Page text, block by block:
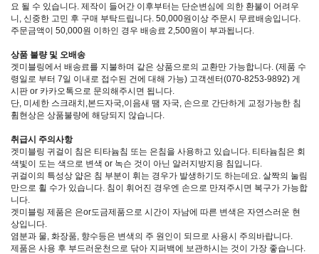
요 될 수 있습니다. 제작이 들어간 이후부터는 단순변심에 의한 환불이 어려우
니, 신중한 고민 후 구매 부탁드립니다. 50,000원이상 주문시 무료배송입니다.
주문금액이 50,000원 이하인 경우 배송료 2,500원이 부과됩니다.
상품 불량 및 오배송
겟미블링에서 배송료를 지불하며 같은 상품으로의 교환만 가능합니다. (제품 수
령일로 부터 7일 이내로 접수된 건에 대해 가능) 고객센터(070-8253-9892) 게
시판 or 카카오톡으로 문의해주시면 됩니다.
단, 미세한 스크래치,본드자국,이음새 땜 자국, 손으로 간단하게 교정가능한 침
휨현상은 상품불량에 해당되지 않습니다.
취급시 주의사항
겟미블링 귀걸이 침은 티타늄침 또는 은침을 사용하고 있습니다. 티타늄침은 회
색빛이 도는 색으로 변색 or 녹슨 것이 아닌 알러지방지용 침입니다.
귀걸이의 특성상 얇은 침 부분이 휘는 경우가 발생하기도 하는데요. 살짝의 눌림
만으로 휠 수가 있습니다. 침이 휘어진 경우엔 손으로 만져주시면 복구가 가능합
니다.
겟미블링 제품은 은or도금제품으로 시간이 자남에 따른 변색은 자연스러운 현
상입니다.
염분과 물, 화장품, 향수등은 변색의 주 원인이 되므로 사용시 주의바랍니다.
제품은 사용 후 부드러운천으로 닦아 지퍼백에 보관하시는 것이 가장 좋습니다.